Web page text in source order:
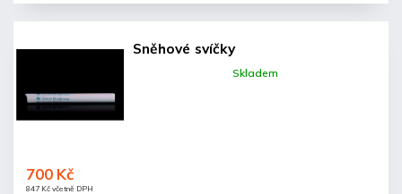
Sněhové svíčky
Skladem
847 Kč včetně DPH
700 Kč